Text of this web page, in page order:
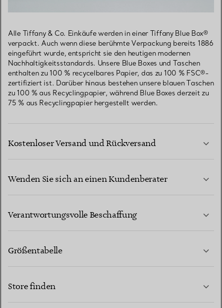
Alle Tiffany & Co. Einkäufe werden in einer Tiffany Blue Box®
verpackt. Auch wenn diese berühmte Verpackung bereits 1886
eingeführt wurde, entspricht sie den heutigen modernen
Nachhaltigkeitsstandards. Unsere Blue Boxes und Taschen
enthalten zu 100 % recycelbares Papier, das zu 100 % FSC®-
zertifiziert ist. Darüber hinaus bestehen unsere blauen Taschen
zu 100 % aus Recyclingpapier, während Blue Boxes derzeit zu
75 % aus Recyclingpapier hergestellt werden.
Kostenloser Versand und Rückversand
Wenden Sie sich an einen Kundenberater
Verantwortungsvolle Beschaffung
Größentabelle
Store finden